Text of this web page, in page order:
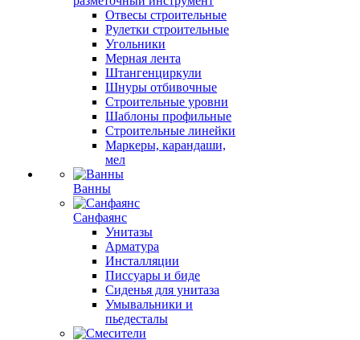
Отвесы строительные
Рулетки строительные
Угольники
Мерная лента
Штангенциркули
Шнуры отбивочные
Строительные уровни
Шаблоны профильные
Строительные линейки
Маркеры, карандаши,
мел
Ванны
Санфаянс
Унитазы
Арматура
Инсталляции
Писсуары и биде
Сиденья для унитаза
Умывальники и
пьедесталы